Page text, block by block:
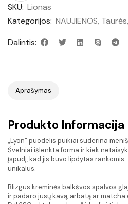
SKU: Lionas
Kategorijos: NAUJIENOS,
Dalintis:
Aprašymas
Produkto Informacija
„Lyon“ puodelis puikiai suderina
Švelniai išlenkta forma ir kiek
įspūdį, kad jis buvo lipdytas rankomis
unikalus.
Blizgus kreminės balkšvos spalvos
ir padaro jūsų kavą, arbatą ar